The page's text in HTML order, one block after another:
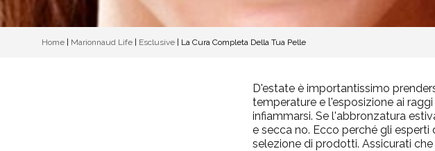
Home Marionnaud Life Esclusive La Cura Completa Della Tua Pelle
D'estate è importantissimo
temperature e l'esposizione ai
infiammarsi. Se l'abbronzatura
e secca no. Ecco perché gli
selezione di prodotti. Assicurati